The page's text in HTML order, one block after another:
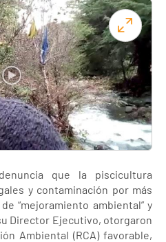
que la piscicultura
y contaminación por más
“mejoramiento ambiental” y
Director Ejecutivo, otorgaron
Ambiental (RCA) favorable,